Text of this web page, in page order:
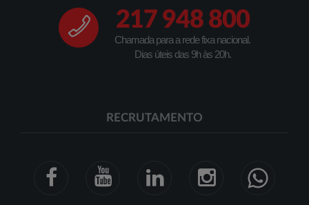
217 948 800
Chamada para a rede fixa nacional.
Dias úteis das 9h às 20h.
RECRUTAMENTO